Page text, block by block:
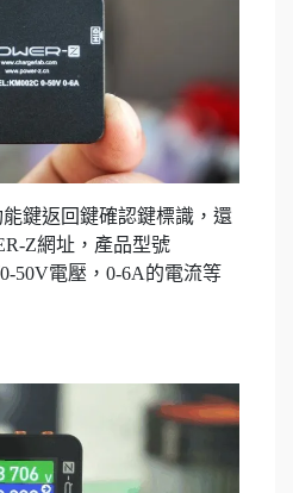
鍵返回鍵確認鍵標識，還
Z網址，產品型號
50V電壓，0-6A的電流等